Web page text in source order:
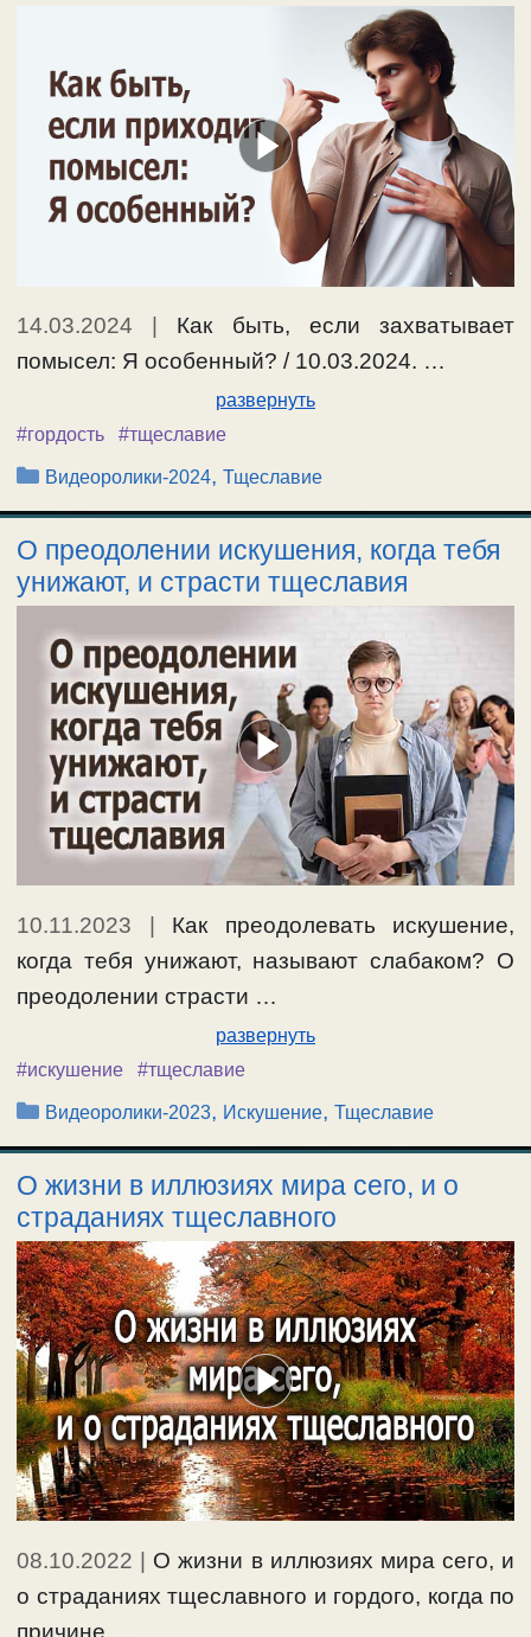
14.03.2024
Как быть, если захватывает
помысел: Я особенный? / 10.03.2024. …
развернуть
#гордость
#тщеславие
Рубрики
Видеоролики-2024,Тщеславие
О преодолении искушения, когда тебя
унижают, и страсти тщеславия
10.11.2023 | Как преодолевать искушение,
когда тебя унижают, называют слабаком? О
преодолении страсти …
развернуть
#искушение
#тщеславие
Рубрики
Видеоролики-2023, Искушение,Тщеславие
О жизни в иллюзиях мира сего, и о
страданиях тщеславного
08.10.2022 | О жизни в иллюзиях мира сего, и
о страданиях тщеславного и гордого, когда по
причине …